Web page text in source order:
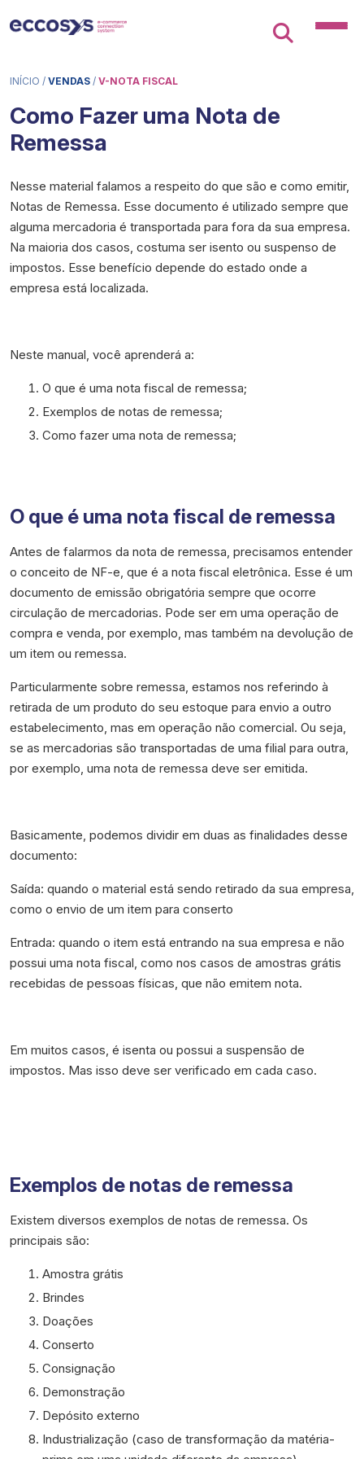
INÍCIO / VENDAS / V-NOTA FISCAL
Como Fazer uma Nota de
Remessa
Nesse material falamos a respeito do que são e como emitir,
Notas de Remessa. Esse documento é utilizado sempre que
alguma mercadoria é transportada para fora da sua empresa.
Na maioria dos casos, costuma ser isento ou suspenso de
impostos. Esse benefício depende do estado onde a
empresa está localizada.
Neste manual, você aprenderá a:
O que é uma nota fiscal de remessa;
Exemplos de notas de remessa;
Como fazer uma nota de remessa;
O que é uma nota fiscal de remessa
Antes de falarmos da nota de remessa, precisamos entender
o conceito de NF-e, que é a nota fiscal eletrônica. Esse é um
documento de emissão obrigatória sempre que ocorre
circulação de mercadorias. Pode ser em uma operação de
compra e venda, por exemplo, mas também na devolução de
um item ou remessa.
Particularmente sobre remessa, estamos nos referindo à
retirada de um produto do seu estoque para envio a outro
estabelecimento, mas em operação não comercial. Ou seja,
se as mercadorias são transportadas de uma filial para outra,
por exemplo, uma nota de remessa deve ser emitida.
Basicamente, podemos dividir em duas as finalidades desse
documento:
Saída: quando o material está sendo retirado da sua empresa,
como o envio de um item para conserto
Entrada: quando o item está entrando na sua empresa e não
possui uma nota fiscal, como nos casos de amostras grátis
recebidas de pessoas físicas, que não emitem nota.
Em muitos casos, é isenta ou possui a suspensão de
impostos. Mas isso deve ser verificado em cada caso.
Exemplos de notas de remessa
Existem diversos exemplos de notas de remessa. Os
principais são:
Amostra grátis
Brindes
Doações
Conserto
Consignação
Demonstração
Depósito externo
Industrialização (caso de transformação da matéria-